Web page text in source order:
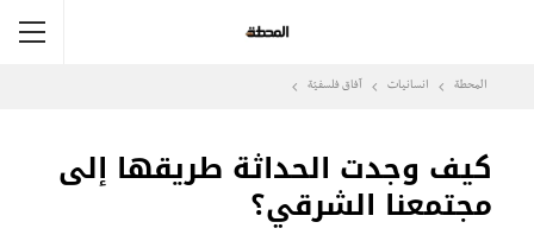
المحطة انسانيات آفاق فلسفيّة‎
كيف وجدت الحداثة طريقها إلى
مجتمعنا الشرقي؟